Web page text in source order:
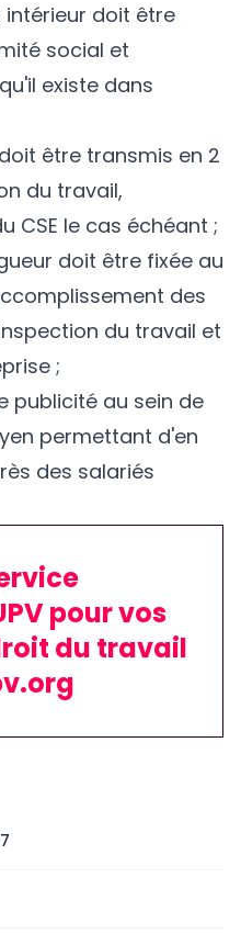
doit être
social et
existe dans
être transmis en 2
du travail,
CSE le cas échéant ;
doit être fixée au
des
du travail et
;
publicité au sein de
permettant d'en
des salariés
pour vos
du travail